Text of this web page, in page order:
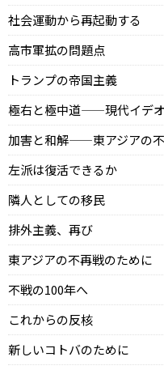
社会運動から再起動する
高市軍拡の問題点
トランプの帝国主義
極右と極中道——現代イデ
加害と和解——東アジアの
左派は復活できるか
隣人としての移民
排外主義、再び
東アジアの不再戦のために
不戦の100年へ
これからの反核
新しいコトバのために